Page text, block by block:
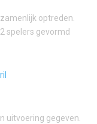
optreden.
spelers gevormd
uitvoering gegeven.